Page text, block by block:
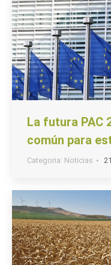
La futura PAC
común para
Categoria: Noticias